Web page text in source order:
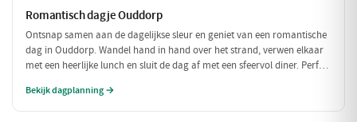
Romantisch dagje Ouddorp
Ontsnap samen aan de dagelijkse sleur en geniet van een romantische
dag in Ouddorp. Wandel hand in hand over het strand, verwen elkaar
met een heerlijke lunch en sluit de dag af met een sfeervol diner. Perfect
Bekijk dagplanning →